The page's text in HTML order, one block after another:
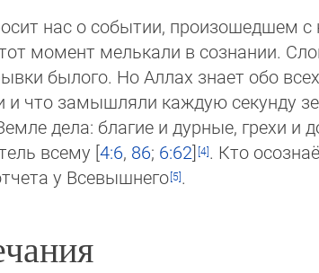
нас о событии,
момент мелькали в сознании.
былого. Но Аллах знает обо
и что замышляли каждую секунду
дела: благие и дурные, грехи и
всему [4:6, 86; 6:62]
. Кто
у Всевышнего .